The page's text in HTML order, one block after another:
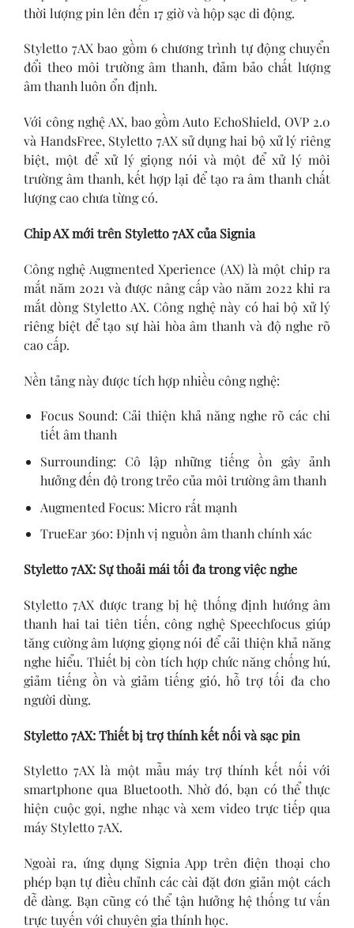
thời lượng pin lên đến 17 giờ và hộp sạc di động.
Styletto 7AX bao gồm 6 chương trình tự động chuyển
đổi theo môi trường âm thanh, đảm bảo chất lượng
âm thanh luôn ổn định.
Với công nghệ AX, bao gồm Auto EchoShield, OVP 2.0
và HandsFree, Styletto 7AX sử dụng hai bộ xử lý riêng
biệt, một để xử lý giọng nói và một để xử lý môi
trường âm thanh, kết hợp lại để tạo ra âm thanh chất
lượng cao chưa từng có.
Chip AX mới trên Styletto 7AX của Signia
Công nghệ Augmented Xperience (AX) là một chip ra
mắt năm 2021 và được nâng cấp vào năm 2022 khi ra
mắt dòng Styletto AX. Công nghệ này có hai bộ xử lý
riêng biệt để tạo sự hài hòa âm thanh và độ nghe rõ
cao cấp.
Nền tảng này được tích hợp nhiều công nghệ:
Focus Sound: Cải thiện khả năng nghe rõ các chi
tiết âm thanh
Surrounding: Cô lập những tiếng ồn gây ảnh
hưởng đến độ trong trẻo của môi trường âm thanh
Augmented Focus: Micro rất mạnh
TrueEar 360: Định vị nguồn âm thanh chính xác
Styletto 7AX: Sự thoải mái tối đa trong việc nghe
Styletto 7AX được trang bị hệ thống định hướng âm
thanh hai tai tiên tiến, công nghệ Speechfocus giúp
tăng cường âm lượng giọng nói để cải thiện khả năng
nghe hiểu. Thiết bị còn tích hợp chức năng chống hú,
giảm tiếng ồn và giảm tiếng gió, hỗ trợ tối đa cho
người dùng.
Styletto 7AX: Thiết bị trợ thính kết nối và sạc pin
Styletto 7AX là một mẫu máy trợ thính kết nối với
smartphone qua Bluetooth. Nhờ đó, bạn có thể thực
hiện cuộc gọi, nghe nhạc và xem video trực tiếp qua
máy Styletto 7AX.
Ngoài ra, ứng dụng Signia App trên điện thoại cho
phép bạn tự điều chỉnh các cài đặt đơn giản một cách
dễ dàng. Bạn cũng có thể tận hưởng hệ thống tư vấn
trực tuyến với chuyên gia thính học.